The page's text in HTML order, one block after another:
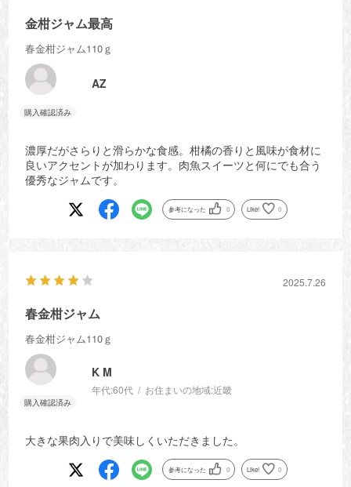
金柑ジャム最高
春金柑ジャム110ｇ
AZ
濃厚だがさらりと滑らかな食感。柑橘の香りと風味が食材に
良いアクセントが加わります。肉魚スイーツと何にでも合う
優秀なジャムです。
参考になった 0 Like! 0
2025.7.26
春金柑ジャム
春金柑ジャム110ｇ
K M
年代:60代 お住まいの地域:近畿
大きな果肉入りで美味しくいただきました。
参考になった 0 Like! 0